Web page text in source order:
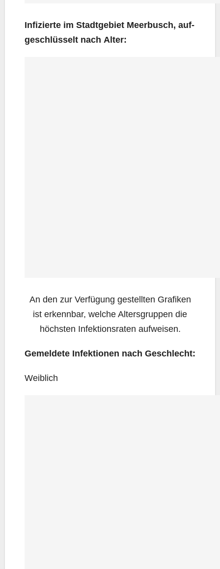
Infi­zier­te im Stadt­ge­biet Meer­busch, auf­
ge­schlüs­selt nach Alter:
An den zur Ver­fü­gung gestell­ten Gra­fi­ken
ist erkenn­bar, wel­che Alters­grup­pen die
höchs­ten Infek­ti­ons­ra­ten aufweisen.
Gemel­de­te Infek­tio­nen nach Geschlecht:
Weib­lich